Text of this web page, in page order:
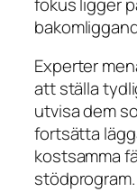
Experter
att ställa
utvisa dem
fortsätta
kostsamma
stödprogram.